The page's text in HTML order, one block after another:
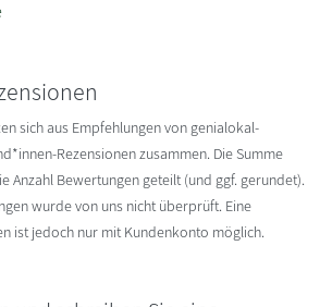
sich aus Empfehlungen von genialokal-
Rezensionen zusammen. Die Summe
Anzahl Bewertungen geteilt (und ggf. gerundet).
wurde von uns nicht überprüft. Eine
ist jedoch nur mit Kundenkonto möglich.